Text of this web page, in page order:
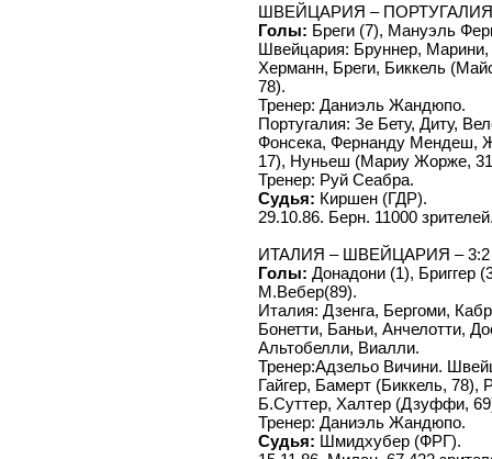
ШВЕЙЦАРИЯ – ПОРТУГАЛИЯ
Голы: Бреги (7), Мануэль
Швейцария: Бруннер,
Херманн, Бреги, Биккель
78).
Тренер: Даниэль Жандюпо.
Португалия: Зе Бету, Диту,
Фонсека, Фернанду
17), Нуньеш (Мариу Жорже,
Тренер: Руй Сеабра.
Судья: Киршен (ГДР).
29.10.86. Берн. 11000
ИТАЛИЯ – ШВЕЙЦАРИЯ – 3:2
Голы: Донадони (1), Бриггер
М.Вебер(89).
Италия: Дзенга, Бергоми,
Бонетти, Баньи, Анчелотти,
Альтобелли, Виалли.
Тренер:Адзельо Вичини.
Гайгер, Бамерт (Биккель,
Б.Суттер, Халтер (Дзуффи,
Тренер: Даниэль Жандюпо.
Судья: Шмидхубер (ФРГ).